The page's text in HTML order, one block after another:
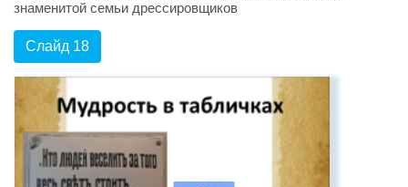
знаменитой семьи дрессировщиков
Слайд 18